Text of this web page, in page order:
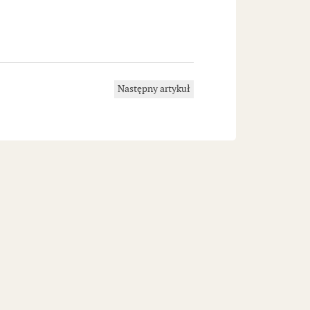
Następny artykuł